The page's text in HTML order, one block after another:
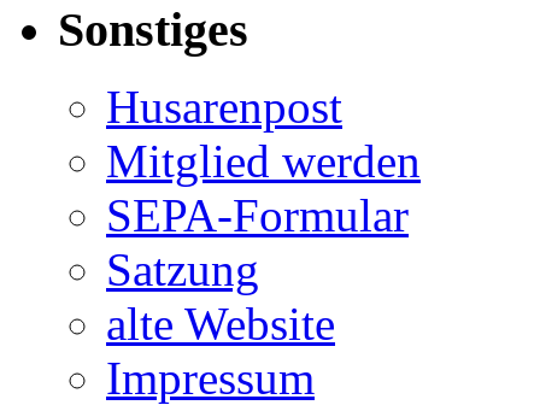
Sonstiges
Husarenpost
Mitglied werden
SEPA-Formular
Satzung
alte Website
Impressum